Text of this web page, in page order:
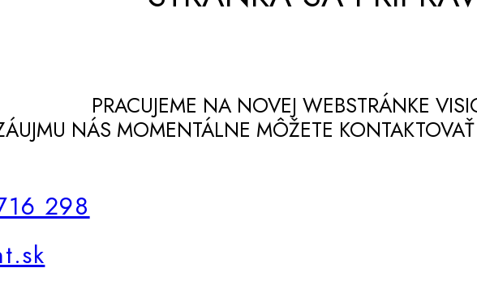
PRACUJEME NA NOVEJ WEBSTRÁNKE
NÁS MOMENTÁLNE MÔŽETE
298